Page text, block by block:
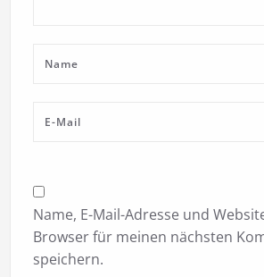
Name, E-Mail-Adresse und
Browser für meinen nächsten
speichern.